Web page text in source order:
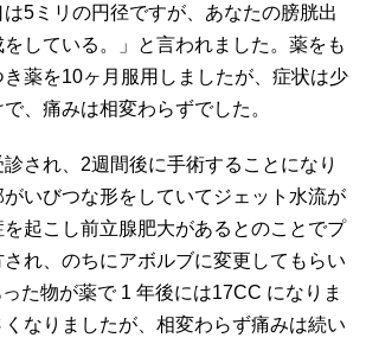
は5ミリの円径ですが、あなたの膀胱出
している。」と言われました。薬をも
薬を10ヶ月服用しましたが、症状は少
、痛みは相変わらずでした。
され、2週間後に手術することになり
がいびつな形をしていてジェット水流が
起こし前立腺肥大があるとのことでプ
され、のちにアボルブに変更してもらい
た物が薬で 1 年後には17CC になりま
くなりましたが、相変わらず痛みは続い